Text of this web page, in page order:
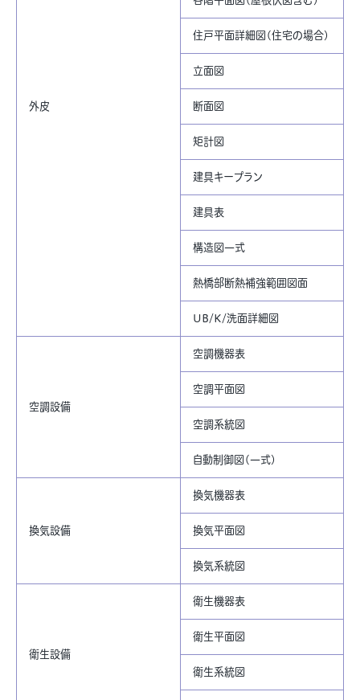
外皮
住戸平面詳細図(住宅の場合)
立面図
断面図
矩計図
建具キープラン
建具表
構造図一式
熱橋部断熱補強範囲図面
UB/K/洗面詳細図
空調設備
空調機器表
空調平面図
空調系統図
自動制御図(一式)
換気設備
換気機器表
換気平面図
換気系統図
衛生設備
衛生機器表
衛生平面図
衛生系統図